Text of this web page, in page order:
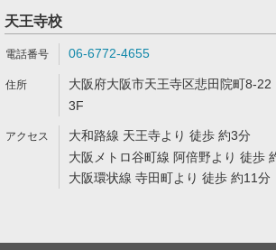
天王寺校
06-6772-4655
大阪府大阪市天王寺区悲田院町8-
3F
大和路線 天王寺より 徒歩 約3分
大阪メトロ谷町線 阿倍野より 徒歩
大阪環状線 寺田町より 徒歩 約11分